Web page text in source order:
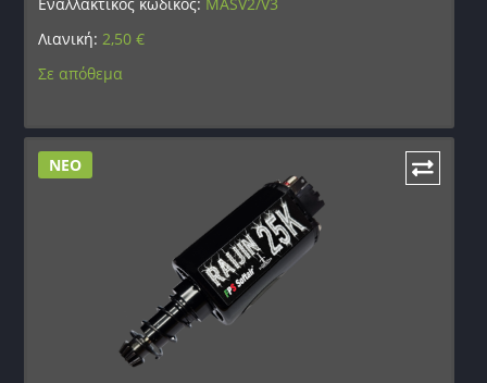
Λιανική:2,50€
Σε απόθεμα
ΝΕΟ